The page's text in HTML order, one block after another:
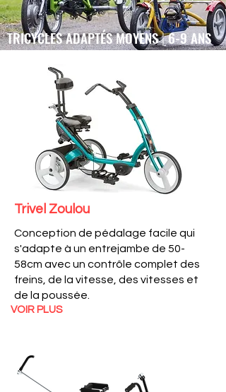
TRICYCLES ADAPTÉS MOYENS|6-9 ANS
Trivel Zoulou
Conception de pédalage facile qui
s'adapte à un entrejambe de 50-
58cm avec un contrôle complet des
freins, de la vitesse, des vitesses et
de la poussée.
VOIR PLUS